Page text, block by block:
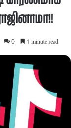
0 1 minute read